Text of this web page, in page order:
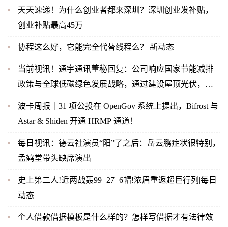
天天速递！为什么创业者都来深圳？深圳创业发补贴，
创业补贴最高45万
协程这么好，它能完全代替线程么？|新动态
当前视讯！通宇通讯董秘回复：公司响应国家节能减排
政策与全球低碳绿色发展战略，通过建设屋顶光伏，实
波卡周报｜31 项公投在 OpenGov 系统上提出，Bifrost 与
Astar & Shiden 开通 HRMP 通道！
每日视讯：德云社演员“阳”了之后：岳云鹏症状很特别，
孟鹤堂带头缺席演出
史上第二人!近两战轰99+27+6帽!浓眉重返超巨行列|每日
动态
个人借款借据模板是什么样的？怎样写借据才有法律效